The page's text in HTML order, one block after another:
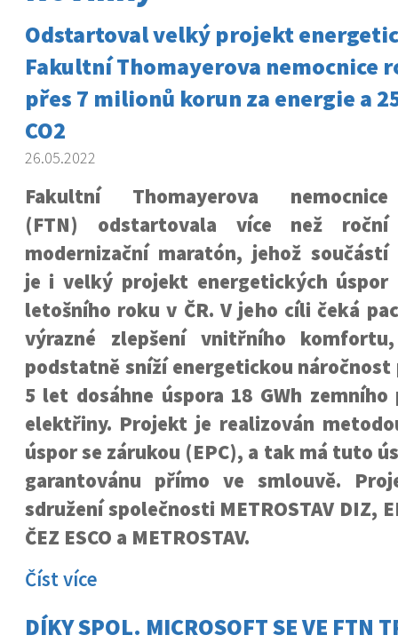
Odstartoval velký projekt
Fakultní Thomayerova nemocnice
přes 7 milionů korun za energie a
CO2
26.05.2022
Fakultní Thomayerova nemocnice
(FTN) odstartovala více než roční
modernizační maratón, jehož součástí
je i velký projekt energetických úspor
letošního roku v ČR. V jeho cíli čeká
výrazné zlepšení vnitřního
podstatně sníží energetickou náročnost
5 let dosáhne úspora 18 GWh zemního
elektřiny. Projekt je realizován
úspor se zárukou (EPC), a tak má tuto
garantovánu přímo ve smlouvě.
sdružení společnosti METROSTAV DIZ,
ČEZ ESCO a METROSTAV.
Číst více
DÍKY SPOL. MICROSOFT SE VE FTN